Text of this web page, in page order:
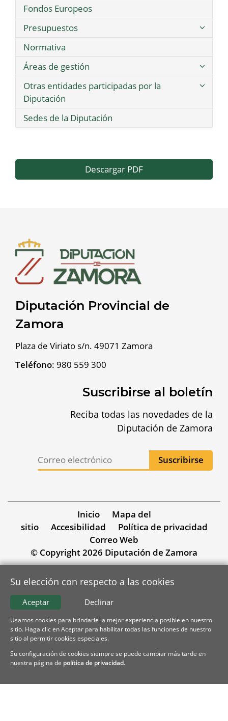
Fondos Europeos
Presupuestos
Normativa
Áreas de gestión
Otras entidades participadas por la
Diputación
Sedes de la Diputación
Descargar PDF
Diputación Provincial de
Zamora
Plaza de Viriato s/n. 49071 Zamora
Teléfono: 980 559 300
Suscribirse al boletín
Reciba todas las novedades de la
Diputación de Zamora
Inicio
Mapa del
sitio
Accesibilidad
Política de privacidad
Correo Web
© Copyright 2026 Diputación de Zamora
Su elección con respecto a las cookies
Declinar
Aceptar
Usamos cookies para brindarle la mejor experiencia posible en nuestro
sitio. Haga clic en Aceptar para habilitar todas las funciones de nuestro
sitio al permitir cookies especiales.
Su configuración de cookies siempre se puede cambiar más tarde en
nuestra página de política de privacidad.